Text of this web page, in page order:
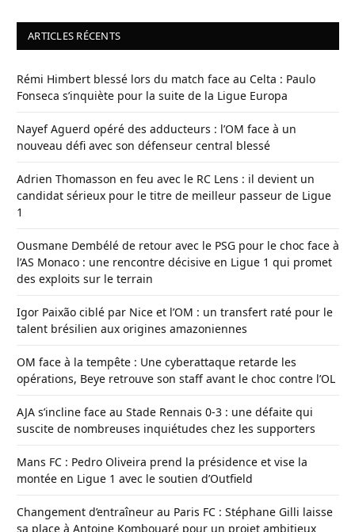
ARTICLES RÉCENTS
Rémi Himbert blessé lors du match face au Celta : Paulo
Fonseca s’inquiète pour la suite de la Ligue Europa
Nayef Aguerd opéré des adducteurs : l’OM face à un
nouveau défi avec son défenseur central blessé
Adrien Thomasson en feu avec le RC Lens : il devient un
candidat sérieux pour le titre de meilleur passeur de Ligue
1
Ousmane Dembélé de retour avec le PSG pour le choc face à
l’AS Monaco : une rencontre décisive en Ligue 1 qui promet
des exploits sur le terrain
Igor Paixão ciblé par Nice et l’OM : un transfert raté pour le
talent brésilien aux origines amazoniennes
OM face à la tempête : Une cyberattaque retarde les
opérations, Beye retrouve son staff avant le choc contre l’OL
AJA s’incline face au Stade Rennais 0-3 : une défaite qui
suscite de nombreuses inquiétudes chez les supporters
Mans FC : Pedro Oliveira prend la présidence et vise la
montée en Ligue 1 avec le soutien d’Outfield
Changement d’entraîneur au Paris FC : Stéphane Gilli laisse
sa place à Antoine Kombouaré pour un projet ambitieux